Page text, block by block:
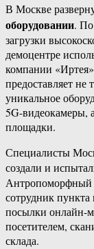
В Москве
оборудовании. По
загрузки
демоцентре
компании
предоставляет не
уникальное
5G-видеокамеры,
площадки.
Специалисты
создали и
Антропоморфный
сотрудник
посылки онлайн-
посетителем,
склада.